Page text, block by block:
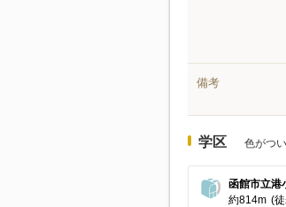
備考
学区 色がつ
函館市立港
約814m (